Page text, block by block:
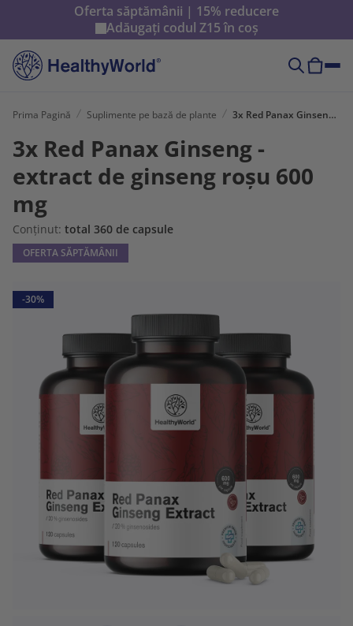
Oferta săptămânii | 15% reducere
Adăugați codul Z15în coș
Prima Pagină Suplimente pe bază de plante 3x Red Panax Ginseng - extract de ginseng roșu 600 mg
3x Red Panax Ginseng -
extract de ginseng roșu 600
mg
Conținut: total 360 de capsule
OFERTA SĂPTĂMÂNII
-30%